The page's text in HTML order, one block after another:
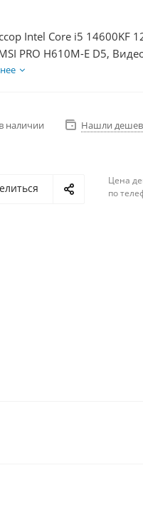
Intel Core i5 14600KF
PRO H610M-E D5,
1000Гб + HDD 1Тб, БП
наличии Нашли
Цена
по